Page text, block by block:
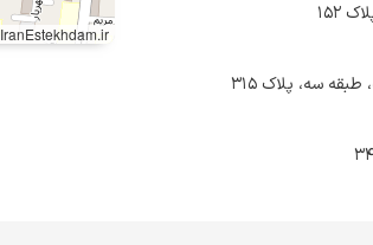
۱۵۲
سه، پلاک ۳۱۵
IranEstekhdam.ir